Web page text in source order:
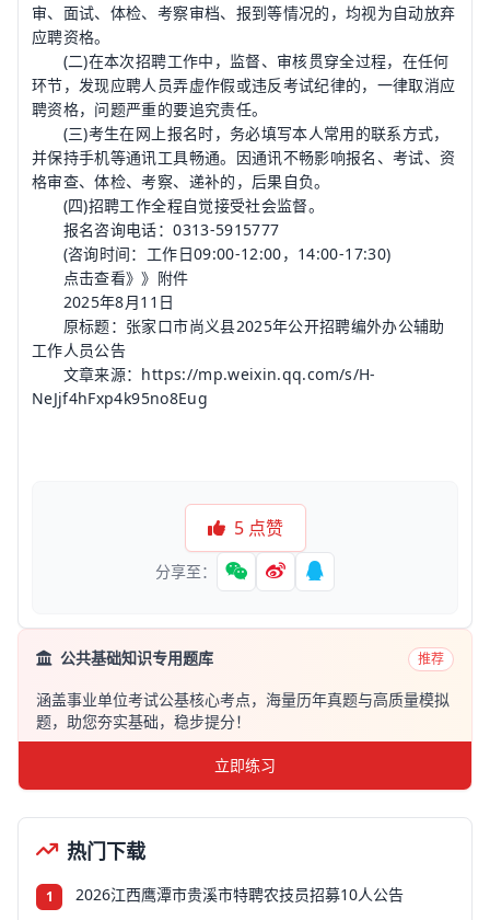
审、面试、体检、考察审档、报到等情况的，均视为自动放弃
应聘资格。
(二)在本次招聘工作中，监督、审核贯穿全过程，在任何
环节，发现应聘人员弄虚作假或违反考试纪律的，一律取消应
聘资格，问题严重的要追究责任。
(三)考生在网上报名时，务必填写本人常用的联系方式，
并保持手机等通讯工具畅通。因通讯不畅影响报名、考试、资
格审查、体检、考察、递补的，后果自负。
(四)招聘工作全程自觉接受社会监督。
报名咨询电话：0313-5915777
(咨询时间：工作日09:00-12:00，14:00-17:30)
点击查看》》附件
2025年8月11日
原标题：张家口市尚义县2025年公开招聘编外办公辅助
工作人员公告
文章来源：https://mp.weixin.qq.com/s/H-
NeJjf4hFxp4k95no8Eug
5 点赞
分享至：
公共基础知识专用题库 推荐
涵盖事业单位考试公基核心考点，海量历年真题与高质量模拟
题，助您夯实基础，稳步提分！
立即练习
热门下载
1 2026江西鹰潭市贵溪市特聘农技员招募10人公告